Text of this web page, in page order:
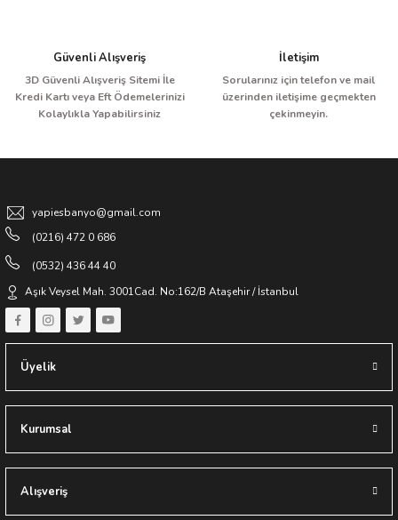
Güvenli Alışveriş
3D Güvenli Alışveriş Sitemi İle
Kredi Kartı veya Eft Ödemelerinizi
Kolaylıkla Yapabilirsiniz
İletişim
Sorularınız için telefon ve mail
üzerinden iletişime geçmekten
çekinmeyin.
yapiesbanyo@gmail.com
(0216) 472 0 686
(0532) 436 44 40
Aşık Veysel Mah. 3001Cad. No:162/B Ataşehir / İstanbul
Üyelik
Kurumsal
Alışveriş